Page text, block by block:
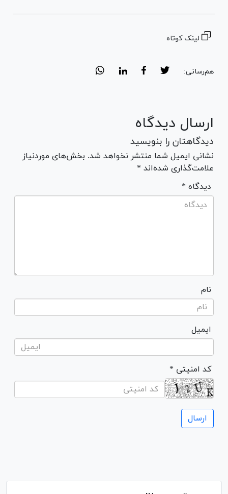
لینک کوتاه
هم‌رسانی:
ارسال دیدگاه
دیدگاهتان را بنویسید
نشانی ایمیل شما منتشر نخواهد شد. بخش‌های موردنیاز
علامت‌گذاری شده‌اند *
* دیدگاه
نام
ایمیل
* کد امنیتی